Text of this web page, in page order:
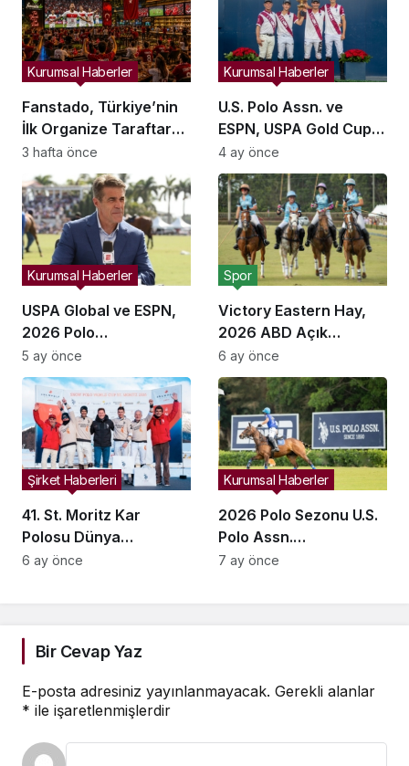
Fanstado, Türkiye’nin
İlk Organize Taraftar
Tribün Ağını Kuruyor:
İşletmeler İçin
Başvurular Açıldı
Kurumsal Haberler
3 hafta önce
U.S. Polo Assn. ve
ESPN, USPA Gold Cup
Finalini Milyonlara
Ulaştırdı: Rekor İzleyici
Sayısı Kaydedildi
Kurumsal Haberler
4 ay önce
USPA Global ve ESPN,
2026 Polo
Şampiyonaları İçin
Yayın Ortaklığını
Genişletti
Kurumsal Haberler
5 ay önce
Victory Eastern Hay,
2026 ABD Açık
Kadınlar Polo
Şampiyonası’nı
Kazandı
Spor
6 ay önce
41. St. Moritz Kar
Polosu Dünya
Kupası’nda Şampiyon
Şirket Haberleri
6 ay önce
2026 Polo Sezonu U.S.
Polo Assn.
Sponsorluğunda
Kurumsal Haberler
7 ay önce
Bir Cevap Yaz
E-posta adresiniz yayınlanmayacak. Gerekli alanlar
* ile işaretlenmişlerdir